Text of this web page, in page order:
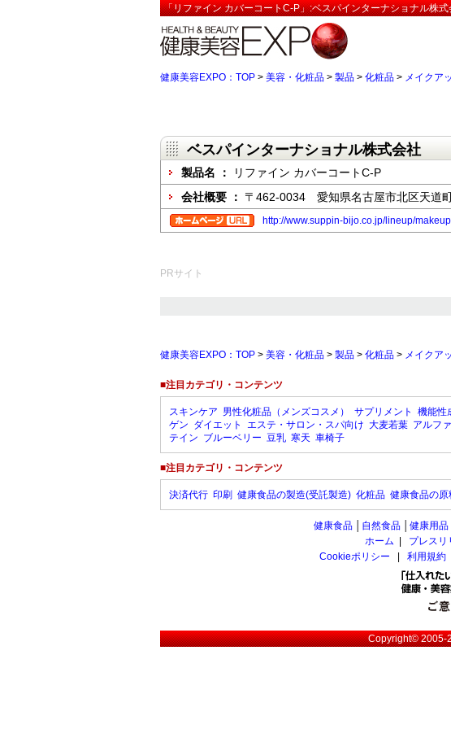
「リファイン カバーコートC-P」:ベスパインターナショナル株
健康美容EXPO：TOP > 美容・化粧品 > 製品 > 化粧品 > メイクア
ベスパインターナショナル株式会社
製品名 ：
リファイン カバーコートC-P
会社概要 ： 〒462-0034 愛知県名古屋市北区天道
http://www.suppin-bijo.co.jp/lineup/
PRサイト
健康美容EXPO：TOP > 美容・化粧品 > 製品 > 化粧品 > メイクア
■注目カテゴリ・コンテンツ
スキンケア 男性化粧品（メンズコスメ） サプリメント 機能性
ゲン ダイエット エステ・サロン・スパ向け 大麦若葉 アルフ
テイン ブルーベリー 豆乳 寒天 車椅子
■注目カテゴリ・コンテンツ
決済代行 印刷 健康食品の製造(受託製造) 化粧品 健康食品の原
健康食品 自然食品 健康用品
ホーム
プレスリ
Cookieポリシー
利用規約
Copyright© 2005-